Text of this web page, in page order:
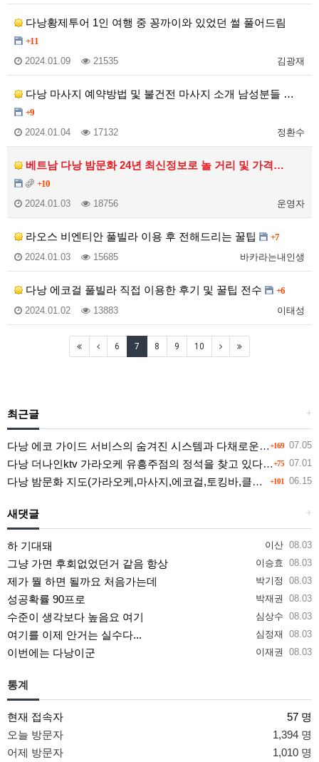
다낭황제투어 1인 여행 중 꽁까이와 있었던 썰 풀어드림
+11
김광재
2024.01.09 21535
다낭 마사지 예약방법 및 불건전 마사지 소개 남성분들 …
+9
정환수
2024.01.04 17132
베트남 다낭 밤문화 24년 최신정보로 놀 거리 및 가격…
+10
운영자
2024.01.03 18756
라오스 비엔티안 풀빌라 이용 후 전해드리는 꿀팁 +7
바카라는내인생
2024.01.03 15685
다낭 에코걸 풀빌라 직접 이용한 후기 및 꿀팁 전수 +6
이태성
2024.01.02 13883
6 7 8 9 10
+
최근글
+169 07.05
다낭 에코 가이드 서비스의 숨겨진 시스템과 다채로운 인력 풀의 진실
+75 07.01
다낭 더나인ktv 가라오케 유흥주점의 정석을 찾고 있다면 여기
+101 06.15
다낭 밤문화 지도(가라오케,마사지,에코걸,토킹바,클럽) 유흥별 가격 및 후기공유
+
새댓글
이산 08.03
하 기대돼
이승효 08.03
그냥 가면 후회없었던거 같음 항상
박기정 08.03
제가 뭘 하면 될까요 처음가는데
박재권 08.03
성공확률 90프로
심상수 08.03
수준이 생각보다 높음요 여기
심정재 08.03
여기를 이제 안거는 실수다...
이재권 08.03
이번에는 다낭이군
통계
현재 접속자
57 명
오늘 방문자
1,394 명
어제 방문자
1,010 명